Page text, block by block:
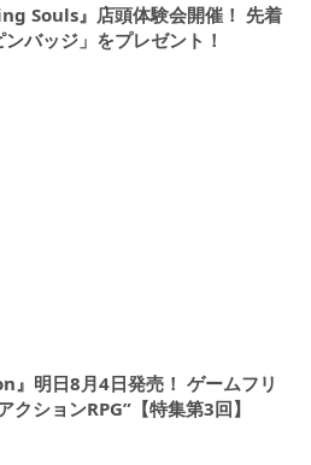
Souls』店頭体験会開催！ 先着
バッジ」をプレゼント！
明日8月4日発売！ ゲームフリ
ションRPG”【特集第3回】